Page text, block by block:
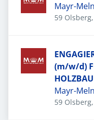
Mayr-
59
(m/w/d)
HOLZBAU
Mayr-
59